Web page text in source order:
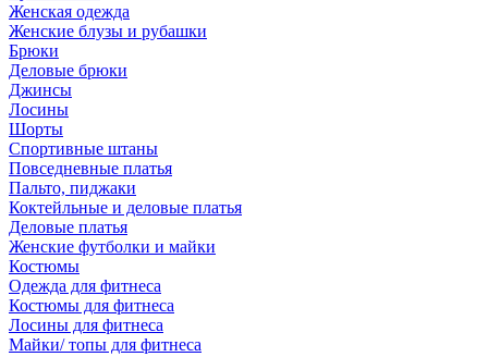
Женская одежда
Женские блузы и рубашки
Брюки
Деловые брюки
Джинсы
Лосины
Шорты
Спортивные штаны
Повседневные платья
Пальто, пиджаки
Коктейльные и деловые платья
Деловые платья
Женские футболки и майки
Костюмы
Одежда для фитнеса
Костюмы для фитнеса
Лосины для фитнеса
Майки/ топы для фитнеса